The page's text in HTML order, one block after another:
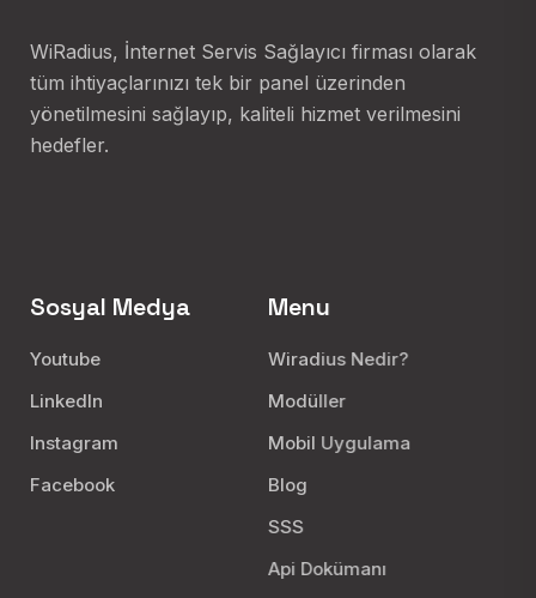
WiRadius, İnternet Servis Sağlayıcı firması olarak
tüm ihtiyaçlarınızı tek bir panel üzerinden
yönetilmesini sağlayıp, kaliteli hizmet verilmesini
hedefler.
Sosyal Medya
Youtube
LinkedIn
Instagram
Facebook
Menu
Wiradius Nedir?
Modüller
Mobil Uygulama
Blog
SSS
Api Dokümanı